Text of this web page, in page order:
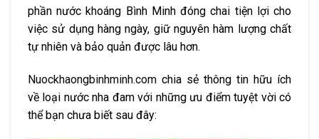
phần nước khoáng Bình Minh đóng chai tiện lợi cho
việc sử dụng hàng ngày, giữ nguyên hàm lượng chất
tự nhiên và bảo quản được lâu hơn.
Nuockhaongbinhminh.com chia sẻ thông tin hữu ích
về loại nước nha đam với những ưu điểm tuyệt vời có
thể bạn chưa biết sau đây: